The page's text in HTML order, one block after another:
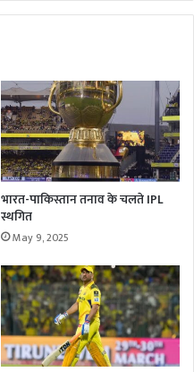
te
भारत-पाकिस्तान तनाव के चलते IPL
स्थगित
May 9, 2025